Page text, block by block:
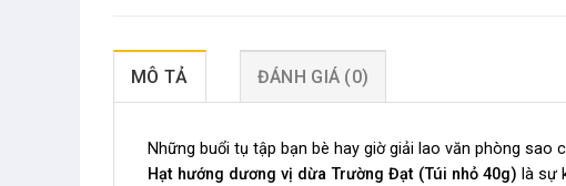
MÔ TẢ ĐÁNH GIÁ (0)
Những buổi tụ tập bạn bè hay giờ giải lao văn phòng
Hạt hướng dương vị dừa Trường Đạt (Túi nhỏ 40g) là sự